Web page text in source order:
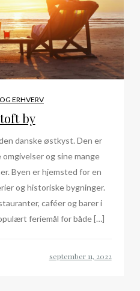
ERHVERV
by
danske østkyst. Den er
og sine mange
Byen er hjemsted for en
og historiske bygninger.
caféer og barer i
feriemål for både […]